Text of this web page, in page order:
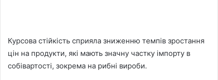
Курсова стійкість сприяла зниженню темпів зростання
цін на продукти, які мають значну частку імпорту в
собівартості, зокрема на рибні вироби.